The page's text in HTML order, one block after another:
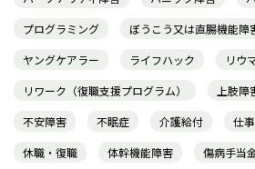
プログラミング
ぼうこう又は直腸機能障
ヤングケアラー
ライフハック
リウ
リワーク（復職支援プログラム）
上肢障
不安障害
不眠症 介護給付 仕事
休職・復職
体幹機能障害 傷病手当